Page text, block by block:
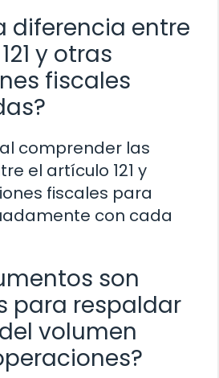
diferencia entre
y otras
fiscales
comprender las
el artículo 121 y
fiscales para
con cada
son
para respaldar
volumen